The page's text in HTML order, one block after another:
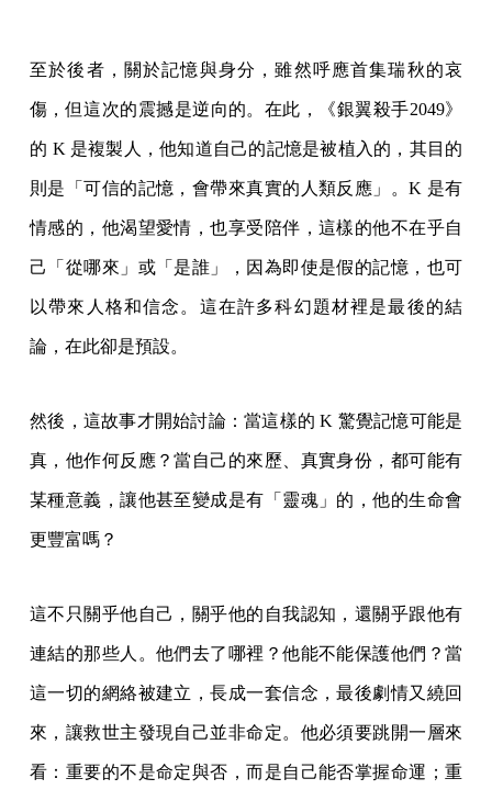
至於後者，關於記憶與身分，雖然呼應首集瑞秋的哀
傷，但這次的震撼是逆向的。在此，《銀翼殺手2049》
的 K 是複製人，他知道自己的記憶是被植入的，其目的
則是「可信的記憶，會帶來真實的人類反應」。K 是有
情感的，他渴望愛情，也享受陪伴，這樣的他不在乎自
己「從哪來」或「是誰」，因為即使是假的記憶，也可
以帶來人格和信念。這在許多科幻題材裡是最後的結
論，在此卻是預設。
然後，這故事才開始討論：當這樣的 K 驚覺記憶可能是
真，他作何反應？當自己的來歷、真實身份，都可能有
某種意義，讓他甚至變成是有「靈魂」的，他的生命會
更豐富嗎？
這不只關乎他自己，關乎他的自我認知，還關乎跟他有
連結的那些人。他們去了哪裡？他能不能保護他們？當
這一切的網絡被建立，長成一套信念，最後劇情又繞回
來，讓救世主發現自己並非命定。他必須要跳開一層來
看：重要的不是命定與否，而是自己能否掌握命運；重